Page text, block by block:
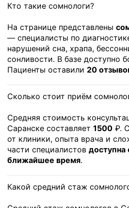
Кто такие сомнологи?
На странице представлены
— специалисты по
нарушений сна, храпа,
сонливости. В базе доступно
Пациенты оставили 20
Сколько стоит приём
Средняя стоимость
Саранске составляет 1500 ₽.
от клиники, опыта врача и
части специалистов доступна
ближайшее время.
Какой средний стаж